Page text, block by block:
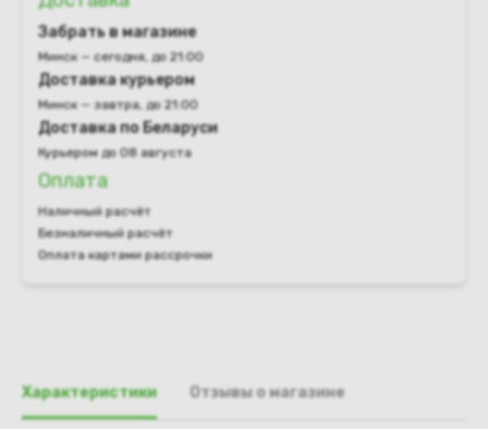
Забрать в магазине
Минск — сегодня, до 21:00
Доставка курьером
Минск — завтра, до 21:00
Доставка по Беларуси
Курьером до 08 августа
Оплата
Наличный расчёт
Безналичный расчёт
Оплата картами рассрочки
Характеристики Отзывы о магазине